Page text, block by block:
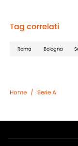
Tag correlati
Roma Bologna
Home / Serie A